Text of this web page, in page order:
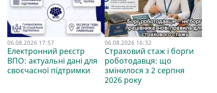
06.08.2026 17:57
Електронний реєстр
ВПО: актуальні дані для
своєчасної підтримки
06.08.2026 16:32
Страховий стаж і борги
роботодавця: що
змінилося з 2 серпня
2026 року